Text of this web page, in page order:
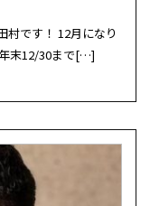
村です！ 12月になり
末12/30まで[…]